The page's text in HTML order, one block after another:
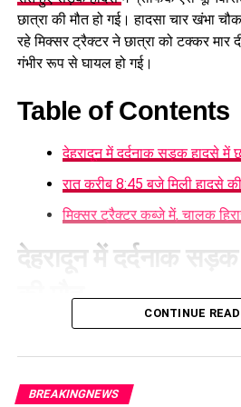
छात्रा की मौत हो गई। हादसा चार खंभा
रहे मिक्सर ट्रैक्टर ने छात्रा को टक्कर मार
गंभीर रूप से घायल हो गई।
Table of Contents
देहरादून में दर्दनाक सड़क हादसे में
रात करीब 8:45 बजे मिली हादसे
मिक्सर ट्रैक्टर कब्जे में, चालक
देहरादून में दर्दनाक सड़क
की मौत
घटना की सूचना मिलने के बादक्लेमेंटटाउन
और घायल छात्रा को तत्काल एंबुलेंस की
कर दिया।
CONTINUE
BREAKINGNEWS